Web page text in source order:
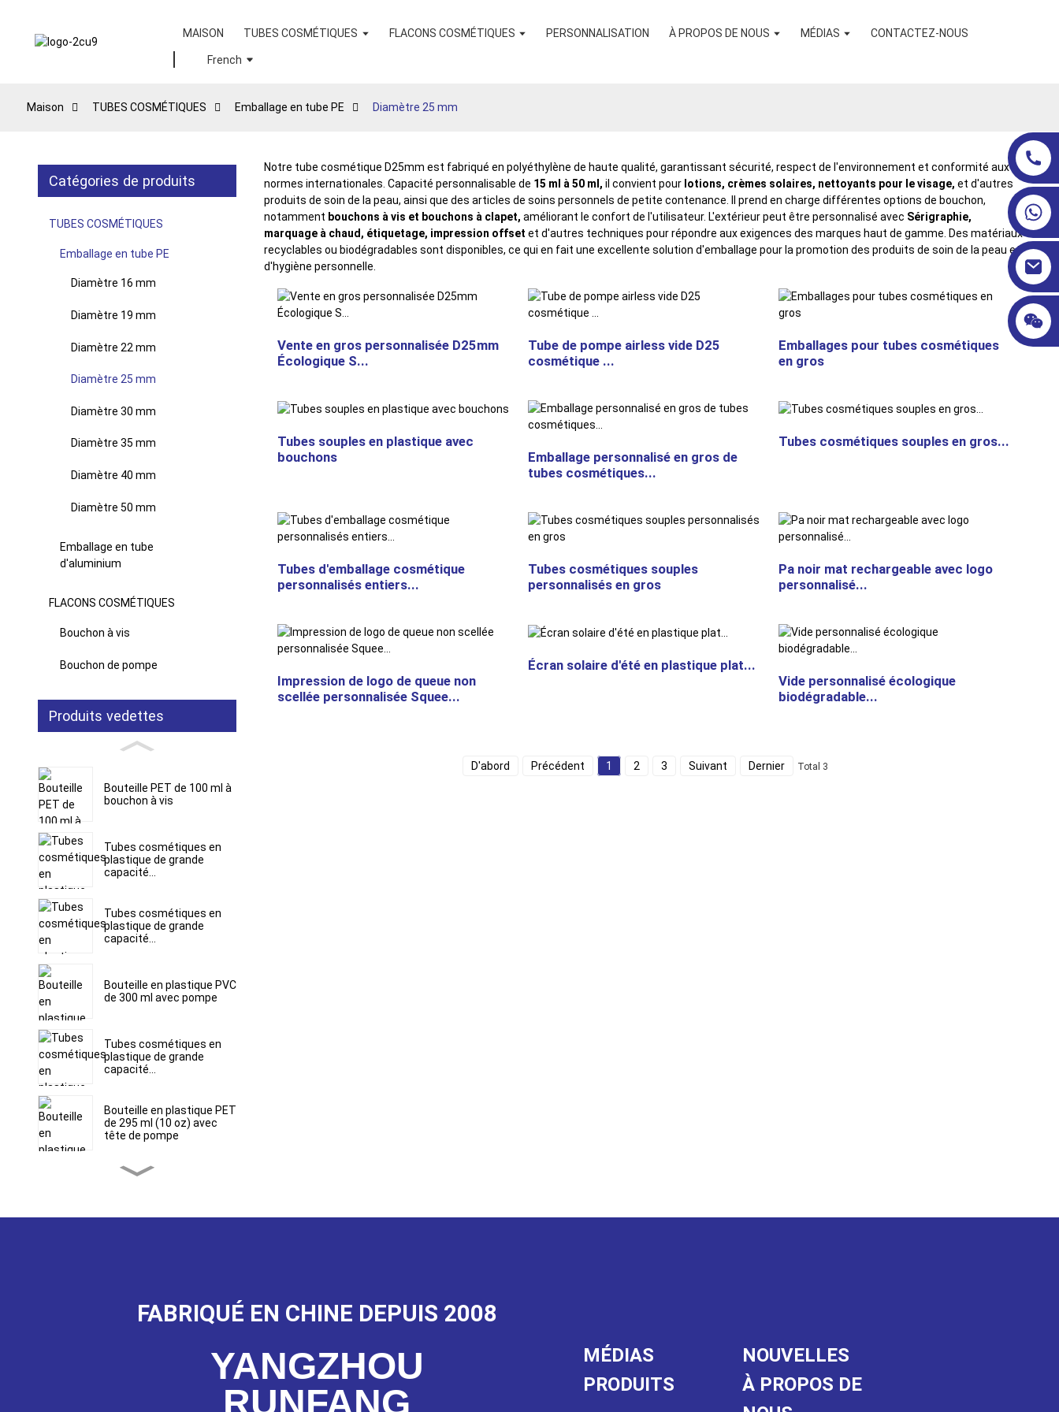
MAISON TUBES COSMÉTIQUES FLACONS COSMÉTIQUES PERSONNALISATION À PROPOS DE NOUS MÉDIAS CONTACTEZ-NOUS
French
Maison TUBES COSMÉTIQUES Emballage en tube PE Diamètre 25 mm
Catégories de produits
TUBES COSMÉTIQUES
Emballage en tube PE
Diamètre 16 mm
Diamètre 19 mm
Diamètre 22 mm
Diamètre 25 mm
Diamètre 30 mm
Diamètre 35 mm
Diamètre 40 mm
Diamètre 50 mm
Emballage en tube
d'aluminium
FLACONS COSMÉTIQUES
Bouchon à vis
Bouchon de pompe
Produits vedettes
Bouteille PET de 100 ml à
bouchon à vis
Tubes cosmétiques en
plastique de grande
capacité...
Tubes cosmétiques en
plastique de grande
capacité...
Bouteille en plastique PVC
de 300 ml avec pompe
Tubes cosmétiques en
plastique de grande
capacité...
Bouteille en plastique PET
de 295 ml (10 oz) avec
tête de pompe
Tubes cosmétiques en
Tuile cosmétique en
plastique de grande
D19 mm personnalisée L...
Notre tube cosmétique D25mm est fabriqué en polyéthylène de haute qualité, garantissant sécurité, respect de l'environnement et conformité aux
normes internationales. Capacité personnalisable de 15 ml à 50 ml, il convient pourlotions, crèmes solaires, nettoyants pour le visage, et d'autres
produits de soin de la peau, ainsi que des articles de soins personnels de petite contenance. Il prend en charge différentes options de bouchon,
notamment bouchons à vis et bouchons à clapet, améliorant le confort de l'utilisateur. L'extérieur peut être personnalisé avec Sérigraphie,
marquage à chaud, étiquetage, impression offset et d'autres techniques pour répondre aux exigences des marques haut de gamme. Des matériaux
recyclables ou biodégradables sont disponibles, ce qui en fait une excellente solution d'emballage pour la promotion des produits de soin de la peau et
d'hygiène personnelle.
Vente en gros personnalisée D25mm
Écologique S...
Tube de pompe airless vide D25
cosmétique ...
Emballages pour tubes cosmétiques
en gros
Tubes souples en plastique avec
bouchons
Emballage personnalisé en gros de
tubes cosmétiques...
Tubes cosmétiques souples en gros...
Tubes d'emballage cosmétique
personnalisés entiers...
Tubes cosmétiques souples
personnalisés en gros
Pa noir mat rechargeable avec logo
personnalisé...
Impression de logo de queue non
scellée personnalisée Squee...
Écran solaire d'été en plastique plat...
Vide personnalisé écologique
biodégradable...
D'abord Précédent 1 2 3 Suivant Dernier Total 3
FABRIQUÉ EN CHINE DEPUIS 2008
YANGZHOU
RUNFANG
MÉDIAS
NOUVELLES
PRODUITS
À PROPOS DE